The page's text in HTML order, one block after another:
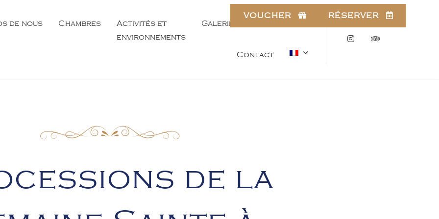
de nous Chambres
Activités et
environnements
Galerie
Contact
Instagram
VOUCHER RÉSERVER
de la